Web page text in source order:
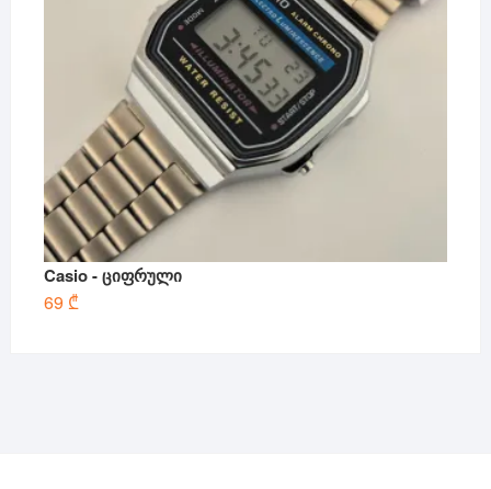
Casio - ციფრული
69 ₾